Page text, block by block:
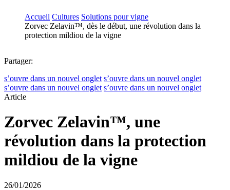
Accueil Cultures Solutions pour vigne
Zorvec Zelavin™, dès le début, une révolution dans la
protection mildiou de la vigne
Partager:
s’ouvre dans un nouvel onglet s’ouvre dans un nouvel onglet
s’ouvre dans un nouvel onglet s’ouvre dans un nouvel onglet
Article
Zorvec Zelavin™, une
révolution dans la protection
mildiou de la vigne
26/01/2026